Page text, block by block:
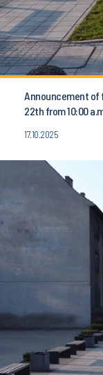
Announcement of
22th from 10:00
17.10.2025